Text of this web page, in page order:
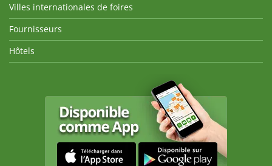
Villes internationales de foires
Fournisseurs
Hôtels